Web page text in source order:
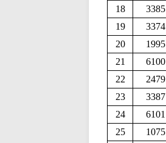
18
3385
19
3374
20
1995
21
6100
22
2479
23
3387
24
6101
25
1075